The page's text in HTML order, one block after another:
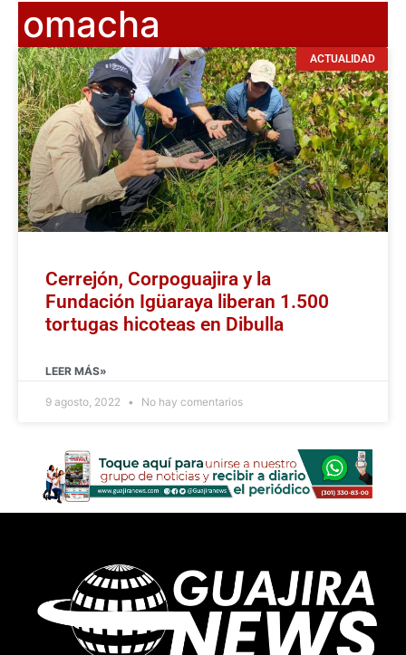
omacha
ACTUALIDAD
Cerrejón, Corpoguajira y la
Fundación Igüaraya liberan 1.500
tortugas hicoteas en Dibulla
LEER MÁS»
9 agosto, 2022 No hay comentarios